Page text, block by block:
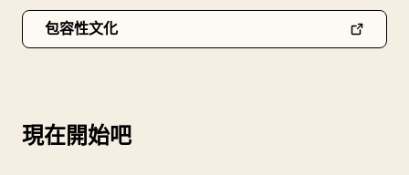
包容性文化
現在開始吧